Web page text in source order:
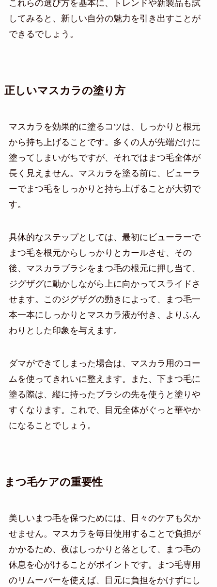
これらの選び方を基本に、トレンドや新製品も試
してみると、新しい自分の魅力を引き出すことが
できるでしょう。
正しいマスカラの塗り方
マスカラを効果的に塗るコツは、しっかりと根元
から持ち上げることです。多くの人が先端だけに
塗ってしまいがちですが、それではまつ毛全体が
長く見えません。マスカラを塗る前に、ビューラ
ーでまつ毛をしっかりと持ち上げることが大切で
す。
具体的なステップとしては、最初にビューラーで
まつ毛を根元からしっかりとカールさせ、その
後、マスカラブラシをまつ毛の根元に押し当て、
ジグザグに動かしながら上に向かってスライドさ
せます。このジグザグの動きによって、まつ毛一
本一本にしっかりとマスカラ液が付き、よりふん
わりとした印象を与えます。
ダマができてしまった場合は、マスカラ用のコー
ムを使ってきれいに整えます。また、下まつ毛に
塗る際は、縦に持ったブラシの先を使うと塗りや
すくなります。これで、目元全体がぐっと華やか
になることでしょう。
まつ毛ケアの重要性
美しいまつ毛を保つためには、日々のケアも欠か
せません。マスカラを毎日使用することで負担が
かかるため、夜はしっかりと落として、まつ毛の
休息を心がけることがポイントです。まつ毛専用
のリムーバーを使えば、目元に負担をかけずにし